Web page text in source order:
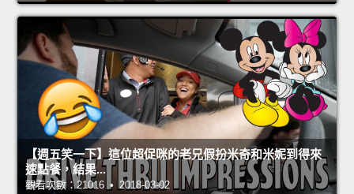
【週五笑一下】這位超促咪的老兄假扮米奇和米妮到得來
速點餐，結果...
觀看次數：21016 • 2018-03-02